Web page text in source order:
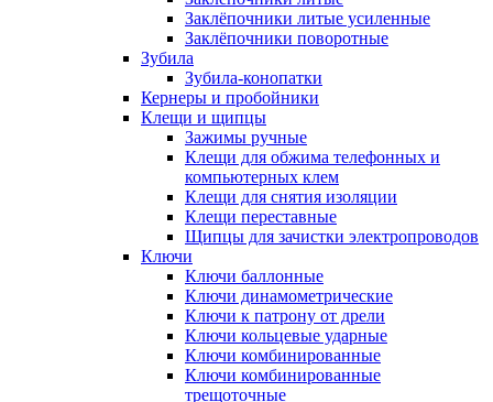
Заклёпочники литые усиленные
Заклёпочники поворотные
Зубила
Зубила-конопатки
Кернеры и пробойники
Клещи и щипцы
Зажимы ручные
Клещи для обжима телефонных и
компьютерных клем
Клещи для снятия изоляции
Клещи переставные
Щипцы для зачистки электропроводов
Ключи
Ключи баллонные
Ключи динамометрические
Ключи к патрону от дрели
Ключи кольцевые ударные
Ключи комбинированные
Ключи комбинированные
трещоточные